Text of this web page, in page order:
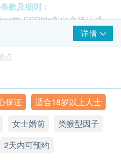
外，亦可知是否有其他婦科隱患
官或组织受损
款及细则：
寄出之确认成
学体检中心将于随后1-2个
致电客户预约身体检查的时
查询或在订单确认后1个
(电话：2369 0680)。
康网购health.ESDlife发出
工作天后寄出。客户可于
或经以下方法联络客户服务
或电话 (3151
岁或以上之人士
详情
点
室大楼11楼
2:00p.m. – 6:00p.m.
保证
适合18岁以上人士
女士婚前
类猴型因子
2天内可预约